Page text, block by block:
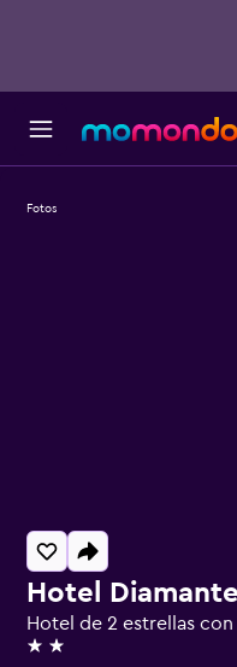
Hotel Diamante
Hotel de 2 estrellas
2 estrellas
Fotos